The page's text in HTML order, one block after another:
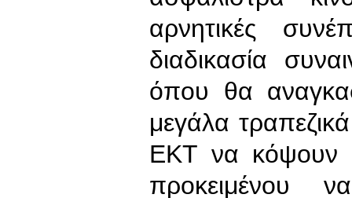
αρνητικές
διαδικασία
όπου θα
μεγάλα
ΕΚΤ να κόψουν
προκειμένου